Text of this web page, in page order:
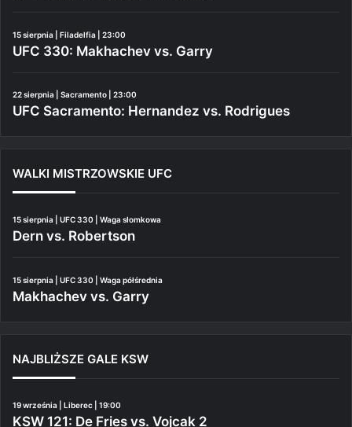
15 sierpnia | Filadelfia | 23:00
UFC 330: Makhachev vs. Garry
22 sierpnia | Sacramento | 23:00
UFC Sacramento: Hernandez vs. Rodrigues
WALKI MISTRZOWSKIE UFC
15 sierpnia | UFC 330 | Waga słomkowa
Dern vs. Robertson
15 sierpnia | UFC 330 | Waga półśrednia
Makhachev vs. Garry
NAJBLIŻSZE GALE KSW
19 września | Liberec | 19:00
KSW 121: De Fries vs. Vojcak 2